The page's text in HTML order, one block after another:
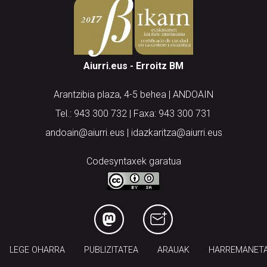
Aiurri.eus - Erroitz BM
Arantzibia plaza, 4-5 behea | ANDOAIN
Tel.: 943 300 732 | Faxa: 943 300 731
andoain@aiurri.eus | idazkaritza@aiurri.eus
Codesyntaxek garatua
LEGE OHARRA PUBLIZITATEA ARAUAK